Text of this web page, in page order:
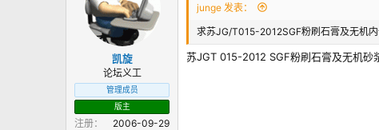
凯旋
论坛义工
管理成员
版主
注册
2006-09-29
junge 发表：
求苏JG/T015-2012SGF粉刷石膏及无机内
苏JGT 015-2012 SGF粉刷石膏及无机砂